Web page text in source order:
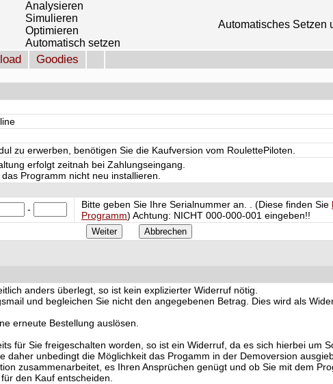
Analysieren
Simulieren
Optimieren
Automatisch setzen
Automatisches Setzen
Goodies
zu erwerben, benötigen Sie die Kaufversion vom RoulettePiloten.
erfolgt zeitnah bei Zahlungseingang.
Programm nicht neu installieren.
- Bitte geben Sie Ihre Serialnummer an. . (Diese finden Sie
Programm) Achtung: NICHT 000-000-001 eingeben!!
anders überlegt, so ist kein explizierter Widerruf nötig.
und begleichen Sie nicht den angegebenen Betrag. Dies wird als
erneute Bestellung auslösen.
für Sie freigeschalten worden, so ist ein Widerruf, da es sich hierbei um
daher unbedingt die Möglichkeit das Progamm in der Demoversion
zusammenarbeitet, es Ihren Ansprüchen genügt und ob Sie mit dem
den Kauf entscheiden.